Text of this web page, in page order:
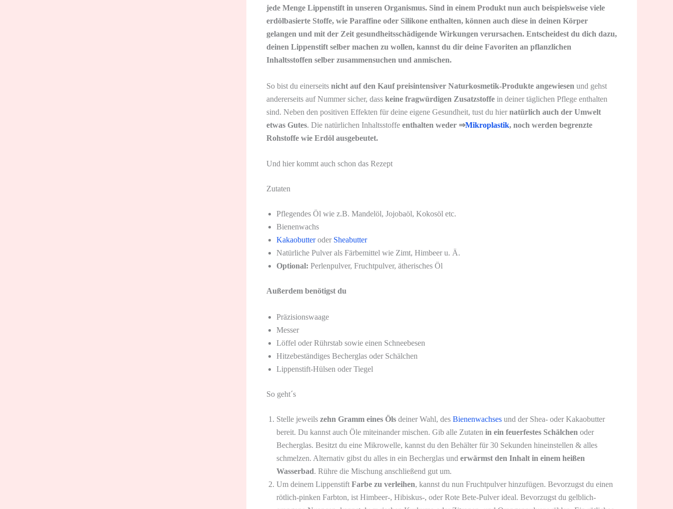
jede Menge Lippenstift in unseren Organismus. Sind in einem Produkt nun auch beispielsweise viele
erdölbasierte Stoffe, wie Paraffine oder Silikone enthalten, können auch diese in deinen Körper
gelangen und mit der Zeit gesundheitsschädigende Wirkungen verursachen. Entscheidest du dich dazu,
deinen Lippenstift selber machen zu wollen, kannst du dir deine Favoriten an pflanzlichen
Inhaltsstoffen selber zusammensuchen und anmischen.
So bist du einerseits nicht auf den Kauf preisintensiver Naturkosmetik-Produkte angewiesen und gehst
andererseits auf Nummer sicher, dass keine fragwürdigen Zusatzstoffe in deiner täglichen Pflege enthalten
sind. Neben den positiven Effekten für deine eigene Gesundheit, tust du hier natürlich auch der Umwelt
etwas Gutes. Die natürlichen Inhaltsstoffe enthalten weder ⇒Mikroplastik, noch werden begrenzte
Rohstoffe wie Erdöl ausgebeutet.
Und hier kommt auch schon das Rezept
Zutaten
Pflegendes Öl wie z.B. Mandelöl, Jojobaöl, Kokosöl etc.
Bienenwachs
Kakaobutteroder Sheabutter
Natürliche Pulver als Färbemittel wie Zimt, Himbeer u. Ä.
Optional: Perlenpulver, Fruchtpulver, ätherisches Öl
Außerdem benötigst du
Präzisionswaage
Messer
Löffel oder Rührstab sowie einen Schneebesen
Hitzebeständiges Becherglas oder Schälchen
Lippenstift-Hülsen oder Tiegel
So geht´s
Stelle jeweils zehn Gramm eines Öls deiner Wahl, des Bienenwachses und der Shea- oder Kakaobutter
bereit. Du kannst auch Öle miteinander mischen. Gib alle Zutaten in ein feuerfestes Schälchen oder
Becherglas. Besitzt du eine Mikrowelle, kannst du den Behälter für 30 Sekunden hineinstellen & alles
schmelzen. Alternativ gibst du alles in ein Becherglas und erwärmst den Inhalt in einem heißen
Wasserbad. Rühre die Mischung anschließend gut um.
Um deinem Lippenstift Farbe zu verleihen, kannst du nun Fruchtpulver hinzufügen. Bevorzugst du einen
rötlich-pinken Farbton, ist Himbeer-, Hibiskus-, oder Rote Bete-Pulver ideal. Bevorzugst du gelblich-